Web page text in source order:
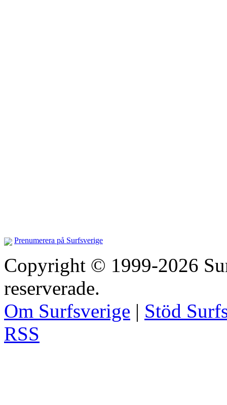
Prenumerera på Surfsverige
Copyright © 1999-2026
reserverade.
Om Surfsverige | Stöd
RSS